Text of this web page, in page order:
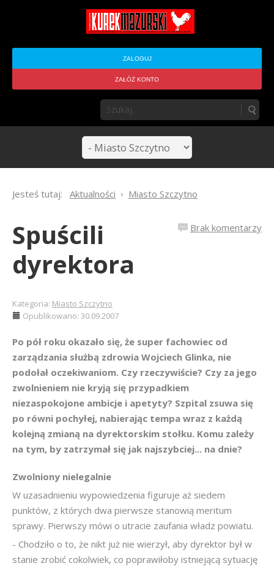
ZALOGUJ
ZAŁÓŻ KONTO
Jesteś tutaj: Aktualności Miasto Szczytno
Brak komentarzy
Spuścili
dyrektora
Kategoria: Miasto Szczytno
Opublikowano: 30.09.2007
Po pół roku okazało się, że super fachowiec od
zarządzania służbą zdrowia Wojciech Glinka, nie
podołał oczekiwaniom. Czy rzeczywiście? Czy za jego
zwolnieniem nie kryją się przypadkiem
niezaspokojone ambicje i apetyty? Szpital zsuwa się
po równi pochyłej, nabierając tempa wraz z każdą
kolejną zmianą na dyrektorskim stołku. Komu zależy
na tym, by zatrzymał się jak najszybciej... na dnie?
Zwolniony nielegalnie
W uzasadnieniu wypowiedzenia figuruje aż siedem
punktów, z których dwa pierwsze stanowią meritum
sprawy. Pierwszy mówi o utracie zaufania władz powiatu.
- Chodziło o to, że nikt już nie wierzył, aby dyrektor był w
stanie zrobić cokolwiek, co poprawiłoby istniejącą sytuację